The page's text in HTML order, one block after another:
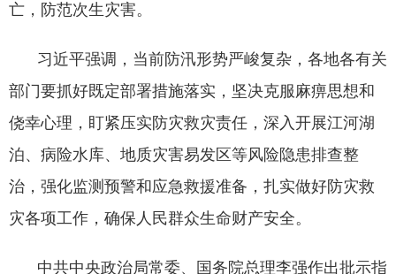
亡，防范次生灾害。
习近平强调，当前防汛形势严峻复杂，各地各有关
部门要抓好既定部署措施落实，坚决克服麻痹思想和
侥幸心理，盯紧压实防灾救灾责任，深入开展江河湖
泊、病险水库、地质灾害易发区等风险隐患排查整
治，强化监测预警和应急救援准备，扎实做好防灾救
灾各项工作，确保人民群众生命财产安全。
中共中央政治局常委、国务院总理李强作出批示指